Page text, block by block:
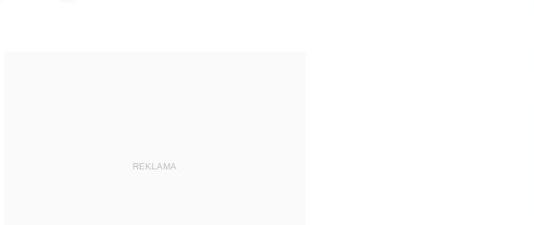
REKLAMA